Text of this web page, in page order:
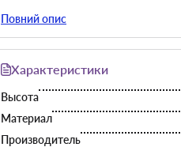
Повний опис
Характеристики
Высота
Материал
Производитель